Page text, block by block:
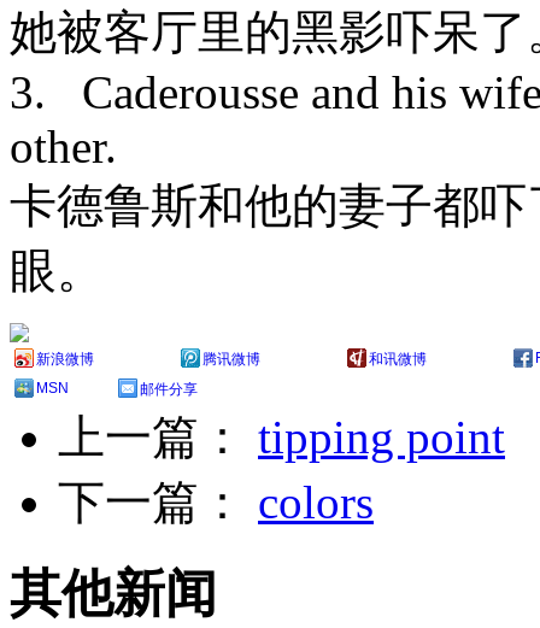
她被客厅里的黑影吓呆了
3. Caderousse and his
other.
卡德鲁斯和他的妻子都
眼。
新浪微博 腾讯微博 和讯微博
MSN
邮件分享
上一篇： tipping point
下一篇： colors
其他新闻